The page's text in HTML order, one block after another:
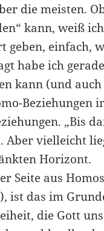
die meisten.
kann, weiß
geben, einfach,
habe ich
kann (und
Beziehungen
„Bis
Aber vielleicht
Horizont.
Seite aus
ist das im
die Gott